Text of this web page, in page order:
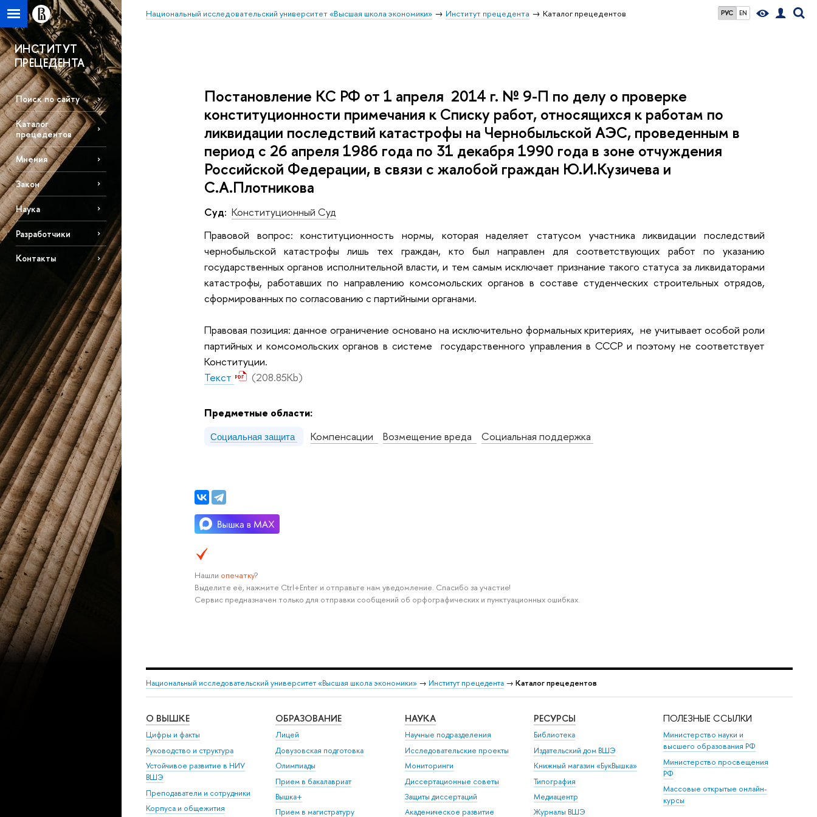
РУС EN
Национальный исследовательский университет «Высшая школа экономики» Институт прецедента Каталог прецедентов
ИНСТИТУТ
ПРЕЦЕДЕНТА
Поиск по сайту
Каталог
прецедентов
Мнения
Закон
Наука
Разработчики
Контакты
Постановление КС РФ от 1 апреля 2014 г. № 9-П по делу о проверке
конституционности примечания к Списку работ, относящихся к работам по
ликвидации последствий катастрофы на Чернобыльской АЭС, проведенным в
период с 26 апреля 1986 года по 31 декабря 1990 года в зоне отчуждения
Российской Федерации, в связи с жалобой граждан Ю.И.Кузичева и
С.А.Плотникова
Суд: Конституционный Суд
Правовой вопрос: конституционность нормы, которая наделяет статусом участника ликвидации последствий
чернобыльской катастрофы лишь тех граждан, кто был направлен для соответствующих работ по указанию
государственных органов исполнительной власти, и тем самым исключает признание такого статуса за ликвидаторами
катастрофы, работавших по направлению комсомольских органов в составе студенческих строительных отрядов,
сформированных по согласованию с партийными органами.
Правовая позиция: данное ограничение основано на исключительно формальных критериях, не учитывает особой роли
партийных и комсомольских органов в системе государственного управления в СССР и поэтому не соответствует
Конституции.
Текст
(208.85Kb)
Предметные области:
Социальная защита Компенсации Возмещение вреда Социальная поддержка
Нашли опечатку?
Выделите её, нажмите Ctrl+Enter и отправьте нам уведомление. Спасибо за участие!
Сервис предназначен только для отправки сообщений об орфографических и пунктуационных ошибках.
Национальный исследовательский университет «Высшая школа экономики» → Институт прецедента → Каталог прецедентов
О ВЫШКЕ
Цифры и факты
Руководство и структура
Устойчивое развитие в НИУ
ВШЭ
Преподаватели и сотрудники
Корпуса и общежития
ОБРАЗОВАНИЕ
Лицей
Довузовская подготовка
Олимпиады
Прием в бакалавриат
Вышка+
Прием в магистратуру
НАУКА
Научные подразделения
Исследовательские проекты
Мониторинги
Диссертационные советы
Защиты диссертаций
Академическое развитие
РЕСУРСЫ
Библиотека
Издательский дом ВШЭ
Книжный магазин «БукВышка»
Типография
Медиацентр
Журналы ВШЭ
ПОЛЕЗНЫЕ ССЫЛКИ
Министерство науки и
высшего образования РФ
Министерство просвещения
РФ
Массовые открытые онлайн-
курсы